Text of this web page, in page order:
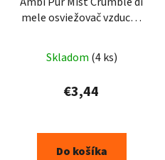
mele osviežovač vzduchu
Skladom (4 ks)
€3,44
Do košíka